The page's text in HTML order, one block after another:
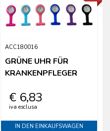
ACC180016
GRÜNE UHR FÜR
KRANKENPFLEGER
€ 6,83
iva esclusa
IN DEN EINKAUFSWAGEN